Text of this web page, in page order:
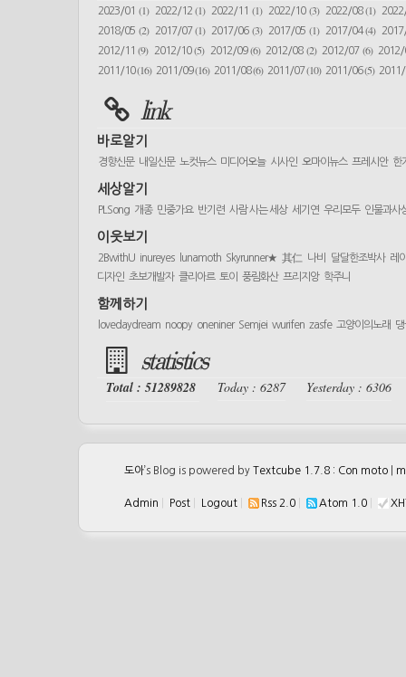
2023/01 (1) 2022/12(1) 2022/11(1) 2022/10 (3) 2022/08(1)
2018/05 (2) 2017/07(1) 2017/06(3) 2017/05 (1) 2017/04(4)
2012/11(9) 2012/10(5) 2012/09(6) 2012/08 (2) 2012/07 (6)
2011/10(16) 2011/09(16) 2011/08(6) 2011/07(10) 2011/06(5)
link
바로알기
경향신문 내일신문 노컷뉴스 미디어오늘 시사인 오마이뉴스 프레시안 한
세상알기
PLSong 개종 민중가요 반기련 사람 사는 세상 세기연 우리모두 인물과사
이웃보기
2BwithU inureyes lunamoth Skyrunner★ 其仁 나비 달달한조박사 레
디자인 초보개발자 클리아르 토이 풍림화산 프리지앙 학주니
함께하기
lovedaydream noopy oneniner Semjei wurifen zasfe 고양이의노래
statistics
Total : 51289828 Today : 6287 Yesterday : 6306
도아’s Blog is powered by Textcube 1.7.8 : Con moto
Admin Post Logout Rss 2.0 Atom 1.0